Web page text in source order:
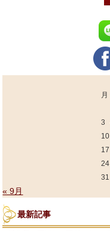
月
3
10
17
24
31
« 9月
最新記事